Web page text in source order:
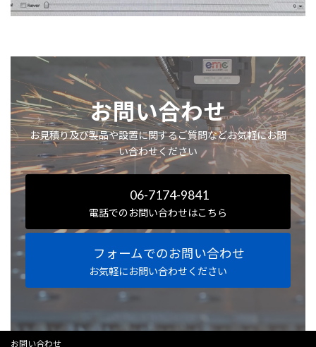
お問い合わせ
お見積り及び製品や設置に関するご質問などお気軽にお問
い合わせください
06-7174-9841
電話でのお問い合わせはこちら
フォームでのお問い合わせ
お気軽にお問い合わせください
お問い合わせ